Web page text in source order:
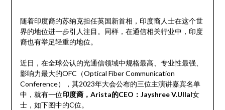
随着印度裔的苏纳克担任英国新首相，印度裔人士在这个世
界的地位进一步引人注目。同样，在通信相关行业中，印度
裔也有举足轻重的地位。
近日，在全球公认的光通信领域中规格最高、专业性最强、
影响力最大的OFC（Optical Fiber Communication
Conference），其2023年大会公布的三位主演讲嘉宾名单
中，就有一位印度裔，Arista的CEO：Jayshree V.Ullal女
士，如下图中的C位。